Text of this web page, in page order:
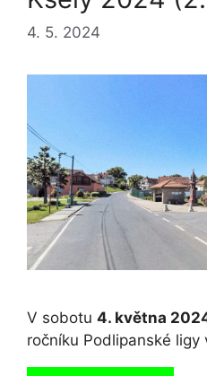
4. 5. 2024
V sobotu 4. května
ročníku Podlipanské ligy